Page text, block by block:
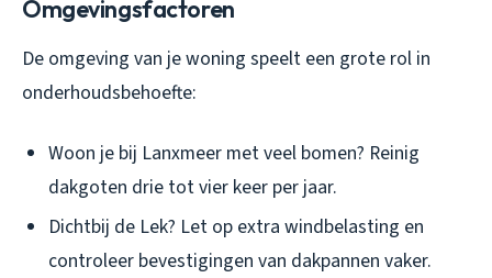
Omgevingsfactoren
De omgeving van je woning speelt een grote rol in
onderhoudsbehoefte:
Woon je bij Lanxmeer met veel bomen? Reinig
dakgoten drie tot vier keer per jaar.
Dichtbij de Lek? Let op extra windbelasting en
controleer bevestigingen van dakpannen vaker.